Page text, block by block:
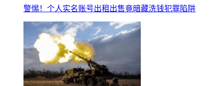
警惕！个人实名账号出租出售竟暗藏洗钱犯罪陷阱